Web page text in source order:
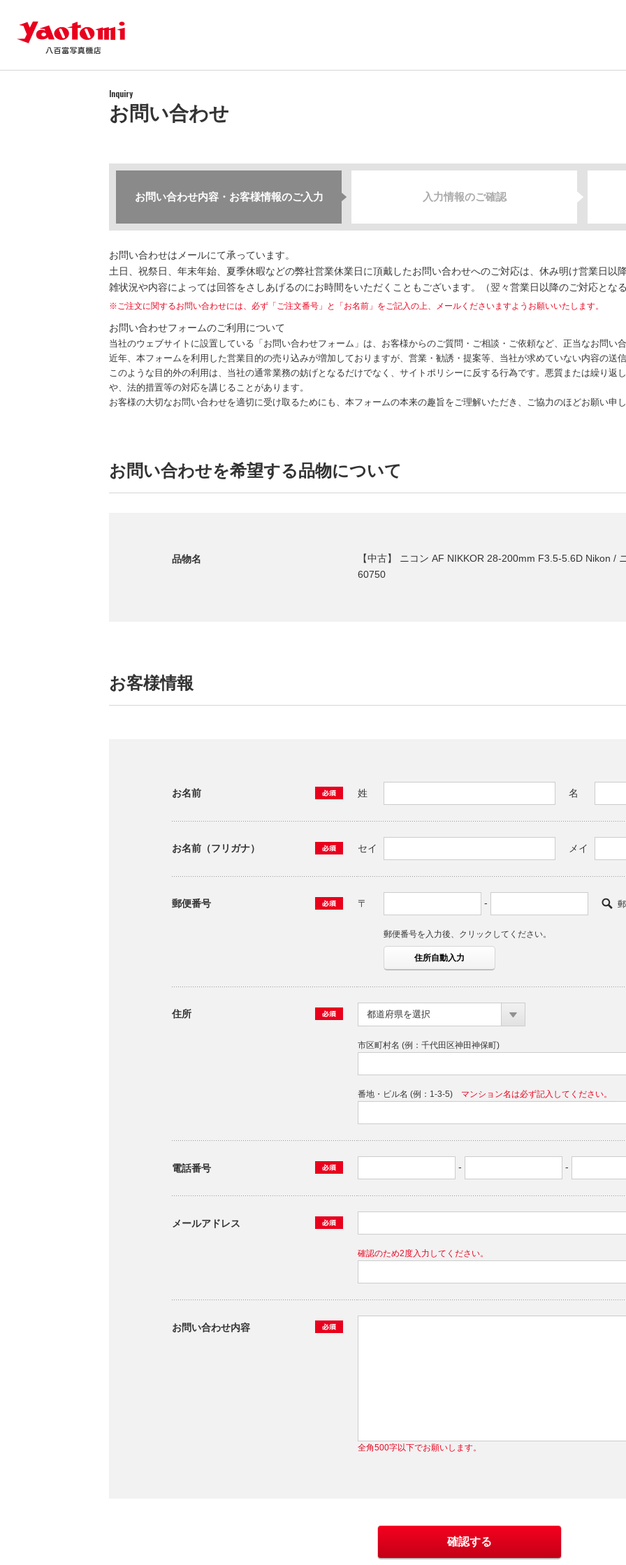
Inquiry
お問い合わせ
お問い合わせ内容・お客様情報のご入力 入力情報のご確認
お問い合わせはメールにて承っています。
土日、祝祭日、年末年始、夏季休暇などの弊社営業休業日に頂戴したお問い合わせへのご対応は、休み明け営業日以
雑状況や内容によっては回答をさしあげるのにお時間をいただくこともございます。（翌々営業日以降のご対応とな
※ご注文に関するお問い合わせには、必ず「ご注文番号」と「お名前」をご記入の上、メールくださいますようお願いいたします。
お問い合わせフォームのご利用について
当社のウェブサイトに設置している「お問い合わせフォーム」は、お客様からのご質問・ご相談・ご依頼など、正当なお問い
近年、本フォームを利用した営業目的の売り込みが増加しておりますが、営業・勧誘・提案等、当社が求めていない内容の送
このような目的外の利用は、当社の通常業務の妨げとなるだけでなく、サイトポリシーに反する行為です。悪質または繰り返
や、法的措置等の対応を講じることがあります。
お客様の大切なお問い合わせを適切に受け取るためにも、本フォームの本来の趣旨をご理解いただき、ご協力のほどお願い申し
お問い合わせを希望する品物について
品物名
【中古】 ニコン AF NIKKOR 28-200mm F3.5-5.6D Nikon /
60750
お客様情報
お名前 姓 名
お名前（フリガナ） セイ メイ
郵便番号 〒 -
郵便番号を入力後、クリックしてください。
住所 都道府県を選択
市区町村名 (例：千代田区神田神保町)
番地・ビル名 (例：1-3-5) マンション名は必ず記入してください。
電話番号 - -
メールアドレス
確認のため2度入力してください。
お問い合わせ内容
全角500字以下でお願いします。
確認する